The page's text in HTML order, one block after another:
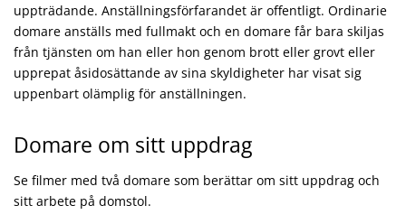
uppträdande. Anställningsförfarandet är offentligt. Ordinarie
domare anställs med fullmakt och en domare får bara skiljas
från tjänsten om han eller hon genom brott eller grovt eller
upprepat åsidosättande av sina skyldigheter har visat sig
uppenbart olämplig för anställningen.
Domare om sitt uppdrag
Se filmer med två domare som berättar om sitt uppdrag och
sitt arbete på domstol.